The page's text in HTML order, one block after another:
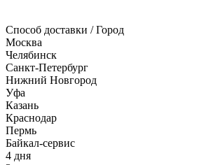
Способ доставки / Город
Москва
Челябинск
Санкт-Петербург
Нижний Новгород
Уфа
Казань
Краснодар
Пермь
Байкал-сервис
4 дня